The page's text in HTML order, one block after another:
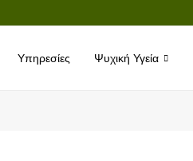
Υπηρεσίες Ψυχική Υγεία